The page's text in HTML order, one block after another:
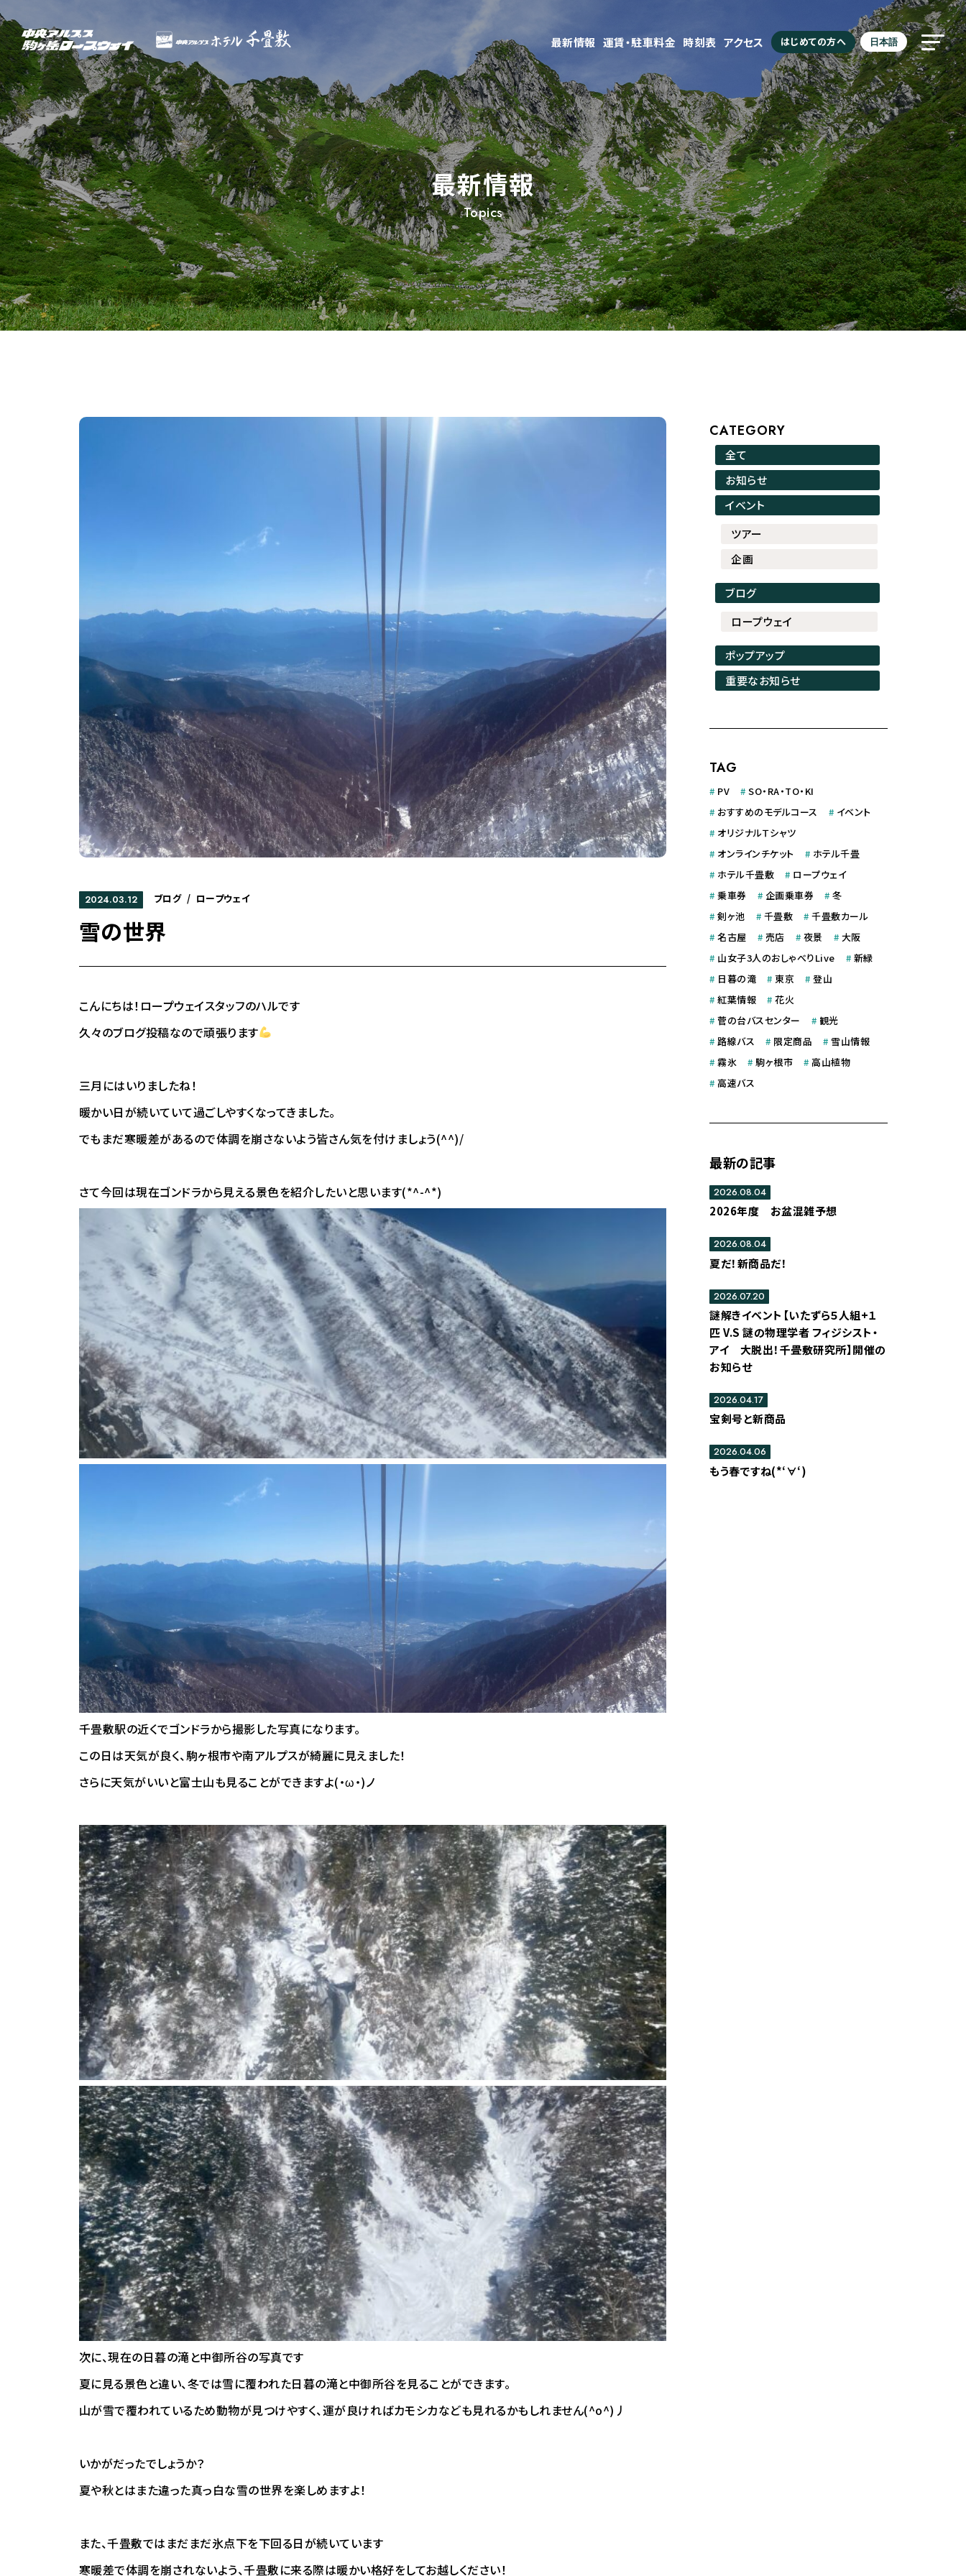
最新情報 運賃・駐車料金 時刻表 アクセス はじめての方へ 日本語
最新情報
Topics
2024.03.12 ブログ / ロープウェイ
雪の世界
こんにちは！ロープウェイスタッフのハルです
久々のブログ投稿なので頑張ります
三月にはいりましたね！
暖かい日が続いていて過ごしやすくなってきました。
でもまだ寒暖差があるので体調を崩さないよう皆さん気を付けましょう(^^)/
さて今回は現在ゴンドラから見える景色を紹介したいと思います(*^-^*)
千畳敷駅の近くでゴンドラから撮影した写真になります。
この日は天気が良く、駒ヶ根市や南アルプスが綺麗に見えました！
さらに天気がいいと富士山も見ることができますよ(・ω・)ノ
次に、現在の日暮の滝と中御所谷の写真です
夏に見る景色と違い、冬では雪に覆われた日暮の滝と中御所谷を見ることができます。
山が雪で覆われているため動物が見つけやすく、運が良ければカモシカなども見れるかもしれません(^o^)丿
いかがだったでしょうか？
夏や秋とはまた違った真っ白な雪の世界を楽しめますよ！
また、千畳敷ではまだまだ氷点下を下回る日が続いています
寒暖差で体調を崩されないよう、千畳敷に来る際は暖かい格好をしてお越しください！
CATEGORY
全て
お知らせ
イベント
ツアー
企画
ブログ
ロープウェイ
ポップアップ
重要なお知らせ
TAG
# PV # SO・RA・TO・KI
# おすすめのモデルコース # イベント
# オリジナルＴシャツ
# オンラインチケット # ホテル千畳
# ホテル千畳敷 # ロープウェイ
# 乗車券 # 企画乗車券 # 冬
# 剣ヶ池 # 千畳敷 # 千畳敷カール
# 名古屋 # 売店 # 夜景 # 大阪
# 山女子3人のおしゃべりLive # 新緑
# 日暮の滝 # 東京 # 登山
# 紅葉情報 # 花火
# 菅の台バスセンター # 観光
# 路線バス # 限定商品 # 雪山情報
# 霧氷 # 駒ヶ根市 # 高山植物
# 高速バス
最新の記事
2026年度 お盆混雑予想
2026.08.04
夏だ！新商品だ！
2026.08.04
謎解きイベント【いたずら５人組+１
匹 V.S 謎の物理学者 フィジシスト・
アイ 大脱出！千畳敷研究所】開催の
お知らせ
2026.07.20
宝剣号と新商品
2026.04.17
もう春ですね(*‘∀‘)
2026.04.06